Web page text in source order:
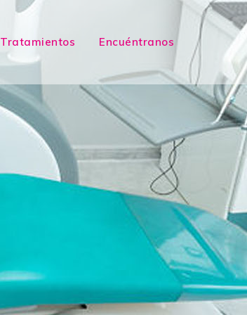
Tratamientos Encuéntranos